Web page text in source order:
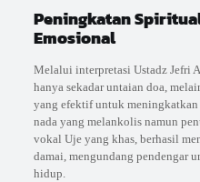
Peningkatan
Emosional
Melalui interpretasi Ustadz Jefri
hanya sekadar untaian doa,
yang efektif untuk
nada yang melankolis namun
vokal Uje yang khas, berhasil
damai, mengundang pendengar
hidup.